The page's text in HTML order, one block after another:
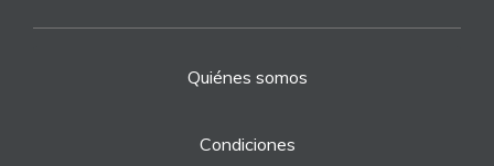
Quiénes somos
Condiciones